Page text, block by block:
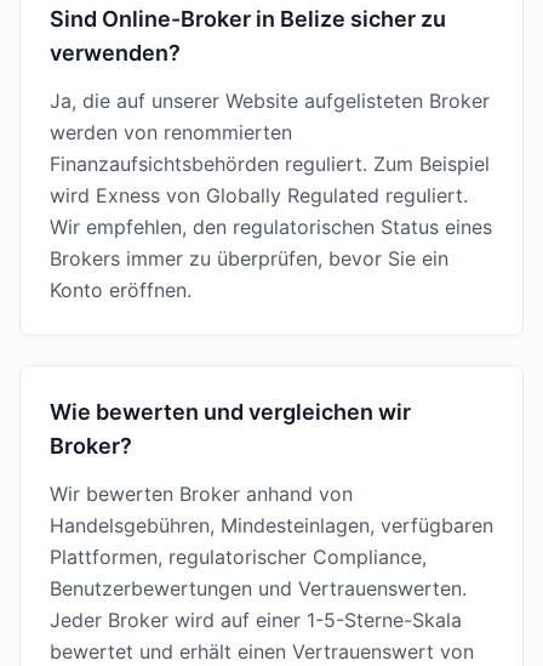
Sind Online-Broker in Belize sicher zu
verwenden?
Ja, die auf unserer Website aufgelisteten Broker
werden von renommierten
Finanzaufsichtsbehörden reguliert. Zum Beispiel
wird Exness von Globally Regulated reguliert.
Wir empfehlen, den regulatorischen Status eines
Brokers immer zu überprüfen, bevor Sie ein
Konto eröffnen.
Wie bewerten und vergleichen wir
Broker?
Wir bewerten Broker anhand von
Handelsgebühren, Mindesteinlagen, verfügbaren
Plattformen, regulatorischer Compliance,
Benutzerbewertungen und Vertrauenswerten.
Jeder Broker wird auf einer 1-5-Sterne-Skala
bewertet und erhält einen Vertrauenswert von